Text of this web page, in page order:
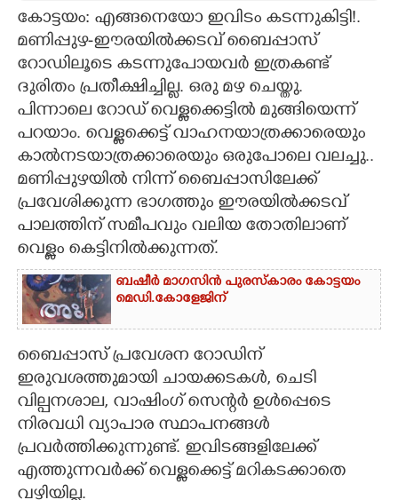
CARTOONS
LITERATURE
ZOOM
CONTACT US
കോട്ടയം: എങ്ങനെയോ ഇവിടം കടന്നുകിട്ടി!.
മണിപ്പുഴ-ഈരയിൽക്കടവ് ബൈപ്പാസ്
റോഡിലൂടെ കടന്നുപോയവർ ഇത്രകണ്ട്
ദുരിതം പ്രതീക്ഷിച്ചില്ല. ഒരു മഴ ചെയ്തു.
പിന്നാലെ റോഡ് വെള്ളക്കെട്ടിൽ മുങ്ങിയെന്ന്
പറയാം. വെള്ളക്കെട്ട് വാഹനയാത്രക്കാരെയും
കാൽനടയാത്രക്കാരെയും ഒരുപോലെ വലച്ചു..
മണിപ്പുഴയിൽ നിന്ന് ബൈപ്പാസിലേക്ക്
പ്രവേശിക്കുന്ന ഭാഗത്തും ഈരയിൽക്കടവ്
പാലത്തിന് സമീപവും വലിയ തോതിലാണ്
വെള്ളം കെട്ടിനിൽക്കുന്നത്.
ബഷീർ മാഗസിൻ പുരസ്കാരം കോട്ടയം
മെഡി.കോളേജിന്
ബൈപ്പാസ് പ്രവേശന റോഡിന്
ഇരുവശത്തുമായി ചായക്കടകൾ, ചെടി
വില്പനശാല, വാഷിംഗ് സെന്റർ ഉൾപ്പെടെ
നിരവധി വ്യാപാര സ്ഥാപനങ്ങൾ
പ്രവർത്തിക്കുന്നുണ്ട്. ഇവിടങ്ങളിലേക്ക്
എത്തുന്നവർക്ക് വെള്ളക്കെട്ട് മറികടക്കാതെ
വഴിയില്ല.